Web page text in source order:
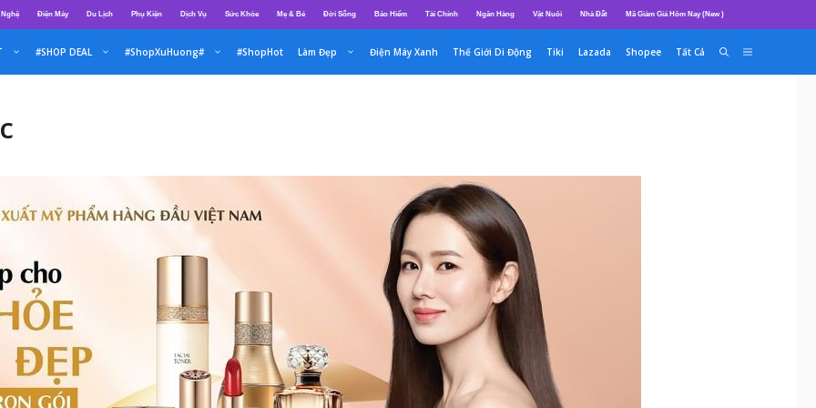
Điện Máy Du Lịch Phụ Kiện Dịch Vụ Sức Khỏe Mẹ & Bé Đời Sống Bảo Hiểm Tài Chính Ngân Hàng Vật Nuôi Nhà Đất Mã Giảm Giá Hôm Nay (New )
#SHOP DEAL #ShopXuHuong# #ShopHot Làm Đẹp Điện Máy Xanh Thế Giới Di Động Tiki Lazada Shopee Tất Cả